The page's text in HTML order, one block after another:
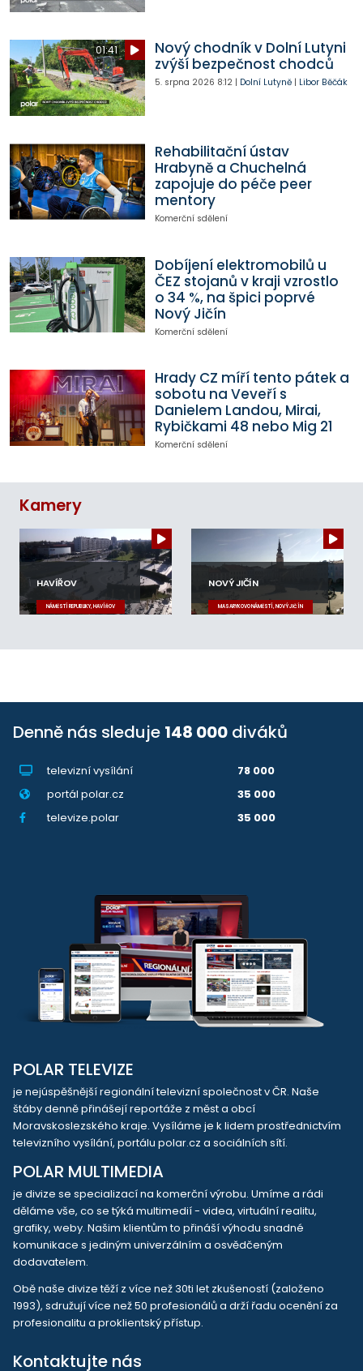
01:41
Nový chodník v Dolní Lutyni
zvýší bezpečnost chodců
5. srpna 2026 8:12| Dolní Lutyně| Libor Běčák
Rehabilitační ústav
Hrabyně a Chuchelná
zapojuje do péče peer
mentory
Komerční sdělení
Dobíjení elektromobilů u
ČEZ stojanů v kraji vzrostlo
o 34 %, na špici poprvé
Nový Jičín
Komerční sdělení
Hrady CZ míří tento pátek a
sobotu na Veveří s
Danielem Landou, Mirai,
Rybičkami 48 nebo Mig 21
Komerční sdělení
Kamery
HAVÍŘOV
NÁMĚSTÍ REPUBLIKY, HAVÍŘOV
NOVÝ JIČÍN
MASARYKOVO NÁMĚSTÍ, NOVÝ JIČÍN
Denně nás sleduje 148 000 diváků
televizní vysílání
78 000
portál polar.cz
35 000
televize.polar
35 000
POLAR TELEVIZE
je nejúspěšnější regionální televizní společnost v ČR. Naše
štáby denně přinášejí reportáže z měst a obcí
Moravskoslezského kraje. Vysíláme je k lidem prostřednictvím
televizního vysílání, portálu polar.cz a sociálních sítí.
POLAR MULTIMEDIA
je divize se specializací na komerční výrobu. Umíme a rádi
děláme vše, co se týká multimedií - videa, virtuální realitu,
grafiky, weby. Našim klientům to přináší výhodu snadné
komunikace s jediným univerzálním a osvědčeným
dodavatelem.
Obě naše divize těží z více než 30ti let zkušeností (založeno
1993), sdružují více než 50 profesionálů a drží řadu ocenění za
profesionalitu a proklientský přístup.
Kontaktujte nás